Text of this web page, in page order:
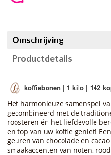
Omschrijving
Productdetails
koffiebonen | 1 kilo | 142
Het harmonieuze samenspel
gecombineerd met de
roosteren én het liefdevolle
en top van uw koffie geniet!
geuren van chocolade en
smaakaccenten van noten,